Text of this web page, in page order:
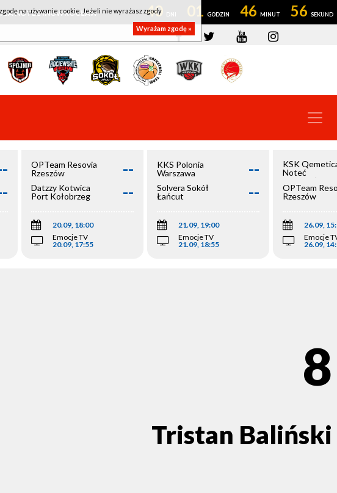
NOTEĆ INOWROCŁAW 40 01 46 56
OPTeam Resovia
Rzeszów
--
Datzzy Kotwica
Port Kołobrzeg
--
20.09, 18:00
Emocje TV
20.09, 17:55
KKS Polonia
Warszawa
--
Solvera Sokół
Łańcut
--
21.09, 19:00
Emocje TV
21.09, 18:55
KSK
Noteć
Inowrocław
OPTeam
Rzeszów
26.09,
Emocje
26.09,
8
Tristan Baliński
na używanie cookie. Jeżeli nie wyrażasz zgody
Wyrażam zgodę »